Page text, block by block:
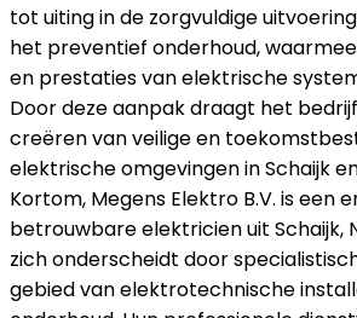
tot uiting in de zorgvuldige
het preventief onderhoud,
en prestaties van elektrische
Door deze aanpak draagt het
creëren van veilige en
elektrische omgevingen in Schaijk
Kortom, Megens Elektro B.V. is een
betrouwbare elektricien uit Schaijk,
zich onderscheidt door
gebied van elektrotechnische